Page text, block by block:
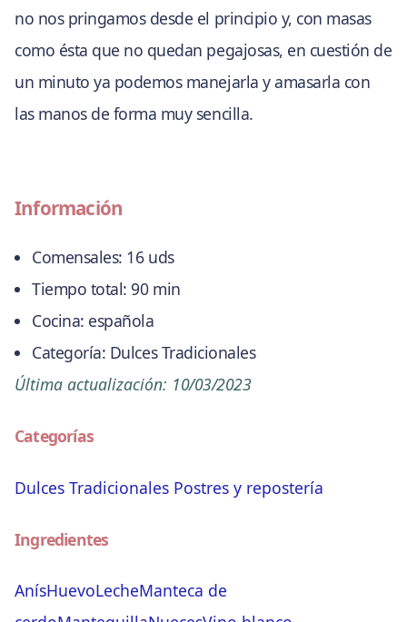
no nos pringamos desde el principio y, con masas
como ésta que no quedan pegajosas, en cuestión de
un minuto ya podemos manejarla y amasarla con
las manos de forma muy sencilla.
Información
Comensales: 16 uds
Tiempo total: 90 min
Cocina: española
Categoría: Dulces Tradicionales
Última actualización: 10/03/2023
Categorías
Dulces Tradicionales Postres y repostería
Ingredientes
AnísHuevoLecheManteca de